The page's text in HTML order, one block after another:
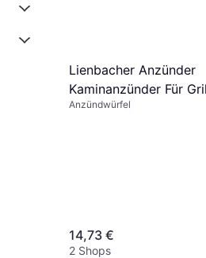
Lienbacher Anzünder
Kaminanzünder Für
Kaminfeuer 1 Kg
Anzündwürfel
14,73 €
2 Shops